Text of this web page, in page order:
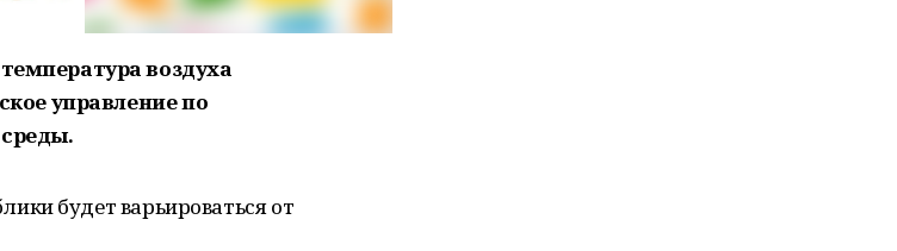
воздуха
управление по
будет варьироваться от